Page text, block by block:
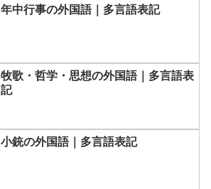
年中行事の外国語｜多言語表記
牧歌・哲学・思想の外国語｜多言語表
記
小銃の外国語｜多言語表記